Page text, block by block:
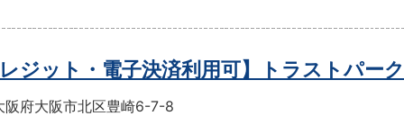
レジット・電子決済利用可】トラストパー
阪府大阪市北区豊崎6-7-8